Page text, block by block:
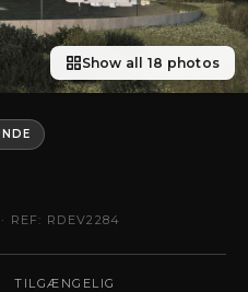
Show all 18 photos
· REF: RDEV2284
TILGÆNGELIG